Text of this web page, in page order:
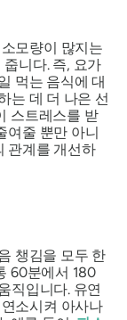
모량이 많지는
니다. 즉, 요가
먹는 음식에 대
는 데 더 나은 선
스트레스를 받
여줄 뿐만 아니
관계를 개선하
챙김을 모두 한
60분에서 180
직입니다. 유연
소시켜 아사나